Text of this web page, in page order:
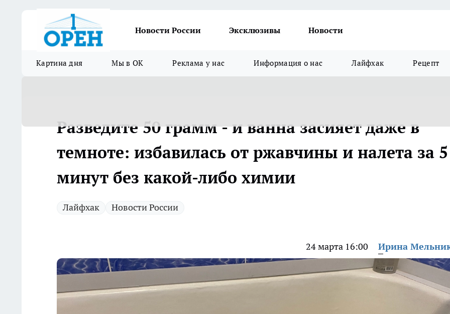
Новости России Эксклюзивы Новости
Картина дня Мы в ОК Реклама у нас Информация о нас Лайфхак Рецепт
Разведите 50 грамм - и ванна засияет даже в
темноте: избавилась от ржавчины и налета за 5
минут без какой-либо химии
Лайфхак Новости России
24 марта 16:00 Ирина